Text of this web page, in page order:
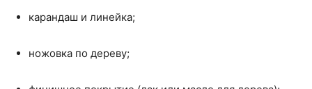
карандаш и линейка;
ножовка по дереву;